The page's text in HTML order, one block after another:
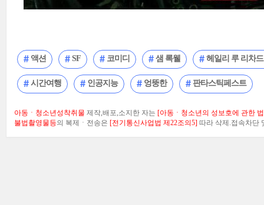
액션 SF 코미디 샘 록웰 헤일리 루 리차
시간여행 인공지능 엉뚱한 판타스틱페스트
아동ㆍ청소년성착취물 제작,배포,소지한 자는 [아동ㆍ청소년의 성보호에 관한
불법촬영물등의 복제ㆍ전송은 [전기통신사업법 제22조의5] 따라 삭제.접속차단